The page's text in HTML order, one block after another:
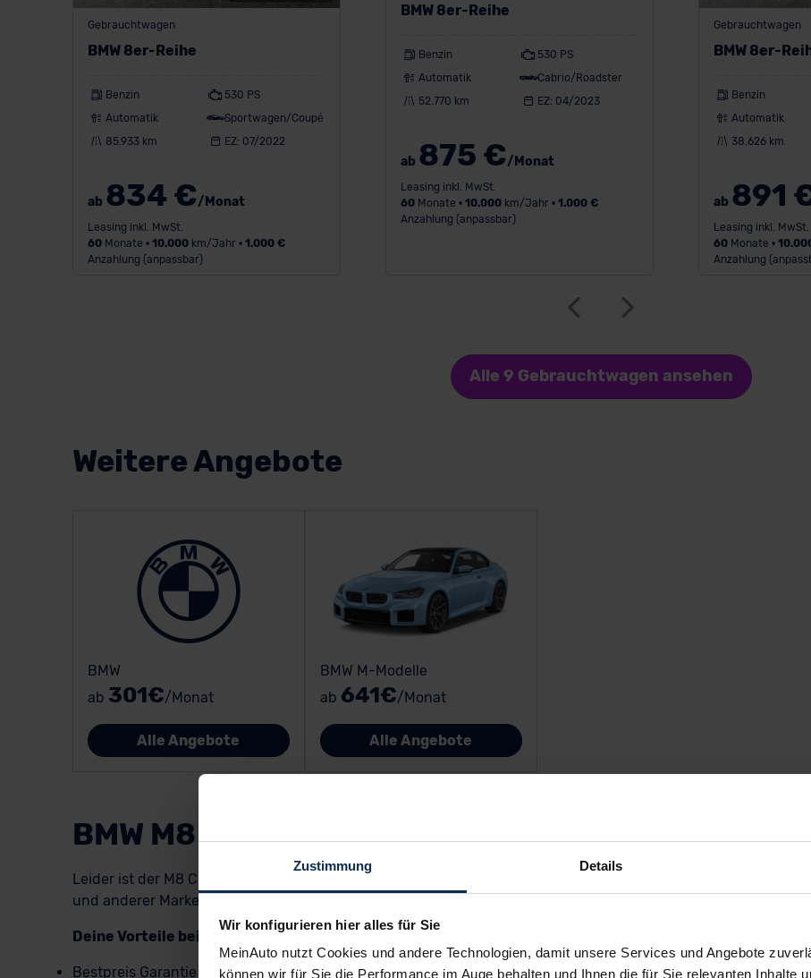
Zustimmung Details
Wir konfigurieren hier alles für Sie
MeinAuto nutzt Cookies und andere Technologien, damit unsere Services und Angebote
können wir für Sie die Performance im Auge behalten und Ihnen die für Sie relevanten Inhalte
Gebrauchtwagen
BMW 8er-Reihe
Benzin
530 PS
Automatik
Sportwagen/Coupé
85.933 km
EZ: 07/2022
ab 834 €/Monat
Leasing inkl. MwSt.
60Monate • 10.000km/Jahr • 1.000 €
Anzahlung (anpassbar)
BMW 8er-Reihe
Benzin
530 PS
Automatik
Cabrio/Roadster
52.770 km
EZ: 04/2023
ab 875 €/Monat
Leasing inkl. MwSt.
60Monate • 10.000km/Jahr • 1.000 €
Anzahlung (anpassbar)
Gebrauchtwagen
BMW 8er-
Benzin
Automatik
38.626 km
ab 891
Leasing inkl. MwSt.
60Monate •
Anzahlung
Alle 9 Gebrauchtwagen ansehen
Weitere Angebote
BMW
ab 301€/Monat
Alle Angebote
BMW M-Modelle
ab 641€/Monat
Alle Angebote
BMW M8 Coupé Neuwagen
Leider ist der M8 Coupé von BMW als Neufahrzeug nicht beim Hersteller bestellbar. Wir haben aber
und anderer Marken, sowie unsere
Deine Vorteile beim BMW M8 Coupé Neuwagen vom Marktführer:
Bestpreis Garantie